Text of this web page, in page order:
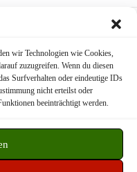
wir Technologien wie Cookies,
zuzugreifen. Wenn du diesen
Surfverhalten oder eindeutige IDs
nicht erteilst oder
beeinträchtigt werden.
Kerbzelt Aufbau
© 2026